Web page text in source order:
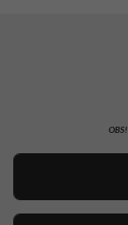
OBS!